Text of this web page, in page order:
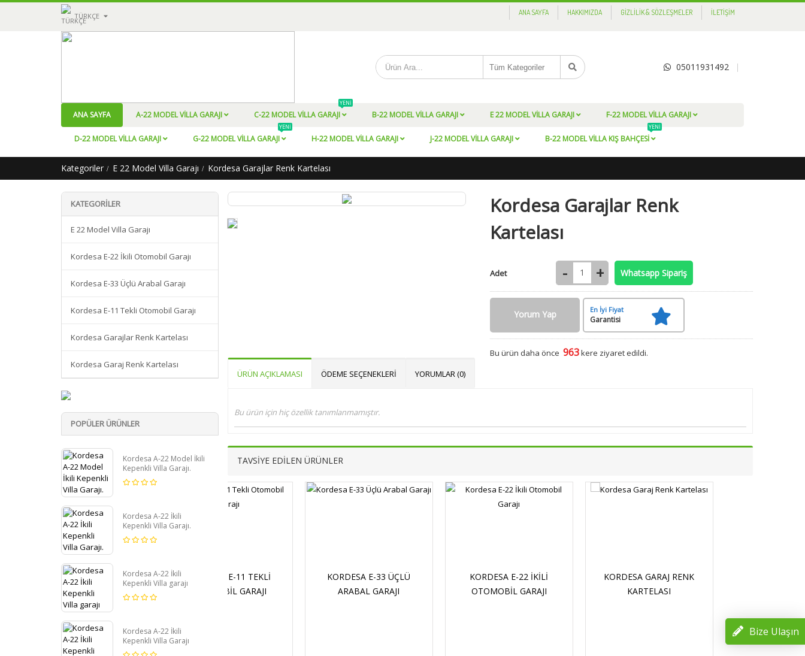
TÜRKÇE
Bize Ulaşın
ANA SAYFA HAKKIMIZDA GIZLILIK & SÖZLEŞMELER İLETIŞIM
05011931492
ANA SAYFA A-22 MODEL VILLA GARAJI C-22 MODEL VILLA GARAJI
YENI
B-22 MODEL VILLA GARAJI E 22 MODEL VILLA GARAJI F-22 MODEL VILLA GARAJI
D-22 MODEL VILLA GARAJI G-22 MODEL VILLA GARAJI
YENI
H-22 MODEL VILLA GARAJI J-22 MODEL VILLA GARAJI B-22 MODEL VILLA KIŞ BAHÇESI
YENI
Kategoriler E 22 Model Villa Garajı Kordesa Garajlar Renk Kartelası
KATEGORILER
E 22 Model Villa Garajı
Kordesa E-22 İkili Otomobil Garajı
Kordesa E-33 Üçlü Arabal Garajı
Kordesa E-11 Tekli Otomobil Garajı
Kordesa Garajlar Renk Kartelası
Kordesa Garaj Renk Kartelası
POPÜLER ÜRÜNLER
Kordesa A-22 Model İkili
Kepenkli Villa Garajı.
Kordesa A-22 İkili
Kepenkli Villa Garajı.
Kordesa A-22 İkili
Kepenkli Villa garajı
Kordesa A-22 İkili
Kepenkli Villa Garajı
Kordesa Garajlar Renk
Kartelası
Adet Whatsapp Sipariş
Yorum Yap En İyi Fiyat
Garantisi
Bu ürün daha önce963kere ziyaret edildi.
ÜRÜN AÇIKLAMASI
ÖDEME SEÇENEKLERI YORUMLAR (0)
Bu ürün için hiç özellik tanımlanmamıştır.
TAVSİYE EDİLEN ÜRÜNLER
KORDESA E-33 ÜÇLÜ
KORDESA E-22 İKILI
OTOMOBIL GARAJI
KORDESA GARAJ RENK
KORDESA E-11 TEKLI